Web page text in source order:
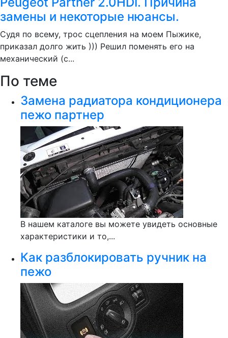
замены и некоторые нюансы.
Судя по всему, трос сцепления на моем Пыжике,
приказал долго жить ))) Решил поменять его на
механический (с...
По теме
Замена радиатора кондиционера
пежо партнер
В нашем каталоге вы можете увидеть основные
характеристики и то,...
Как разблокировать ручник на
пежо